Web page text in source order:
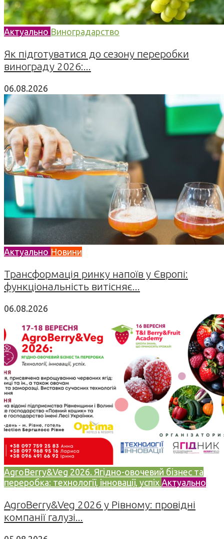
Актуально Виноградарство
Як підготуватися до сезону переробки
винограду 2026:...
06.08.2026
Актуально Новини
Трансформація ринку напоїв у Європі:
функціональність витісняє...
06.08.2026
AgroBerry&Veg 2026. Ягідно-овочевий бізнес та
переробка: технології, інновації, успіх Актуально
AgroBerry&Veg 2026 у Рівному: провідні
компанії галузі...